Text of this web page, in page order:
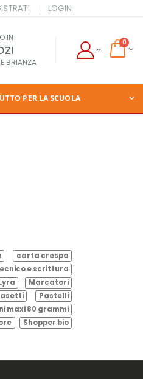
LOGIN
IN
BRIANZA
0
PER LA SCUOLA
carta crespa
e scrittura
Marcatori
Pastelli
maxi 80 grammi
Shopper bio